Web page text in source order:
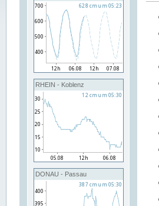
RHEIN - Koblenz
DONAU - Passau